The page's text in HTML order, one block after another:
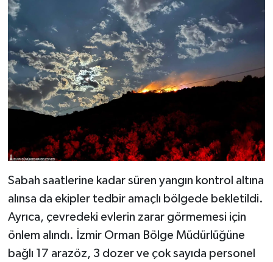
Sabah saatlerine kadar süren yangın kontrol altına
alınsa da ekipler tedbir amaçlı bölgede bekletildi.
Ayrıca, çevredeki evlerin zarar görmemesi için
önlem alındı. İzmir Orman Bölge Müdürlüğüne
bağlı 17 arazöz, 3 dozer ve çok sayıda personel